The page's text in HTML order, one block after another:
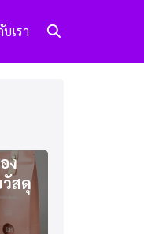
บเรา
ง
สดุ